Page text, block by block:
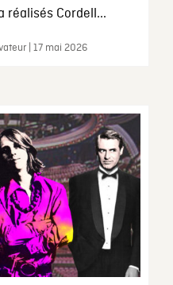
réalisés Cordell...
| 17 mai 2026